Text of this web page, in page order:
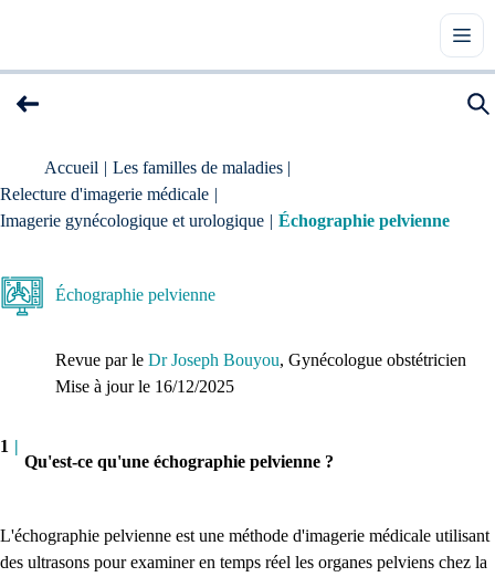
Accueil | Les familles de maladies |
Relecture d'imagerie médicale |
Imagerie gynécologique et urologique | Échographie pelvienne
Échographie pelvienne
Revue par le Dr Joseph Bouyou, Gynécologue obstétricien
Mise à jour le 16/12/2025
1 |
Qu'est-ce qu'une échographie pelvienne ?
L'échographie pelvienne est une méthode d'imagerie médicale utilisant
des ultrasons pour examiner en temps réel les organes pelviens chez la